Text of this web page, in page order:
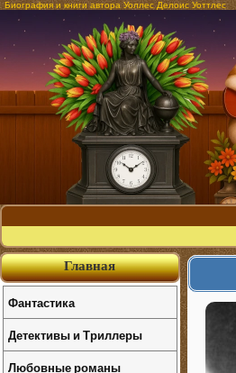
Биография и книги автора Уоллес Делоис Уоттлес
Главная
Фантастика
Детективы и Триллеры
Любовные романы